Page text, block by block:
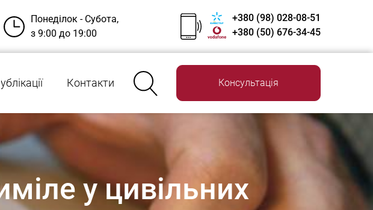
Понеділок - Субота,
з 9:00 до 19:00
+380 (98) 028-08-51
+380 (50) 676-34-45
Контакти Консультація
у цивільних